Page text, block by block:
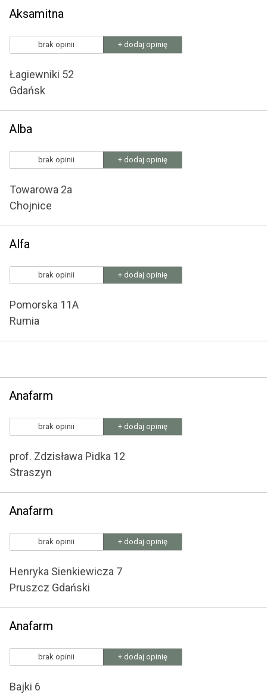
Aksamitna
brak opinii + dodaj opinię
Łagiewniki 52
Gdańsk
Alba
brak opinii + dodaj opinię
Towarowa 2a
Chojnice
Alfa
brak opinii + dodaj opinię
Pomorska 11A
Rumia
Anafarm
brak opinii + dodaj opinię
prof. Zdzisława Pidka 12
Straszyn
Anafarm
brak opinii + dodaj opinię
Henryka Sienkiewicza 7
Pruszcz Gdański
Anafarm
brak opinii + dodaj opinię
Bajki 6